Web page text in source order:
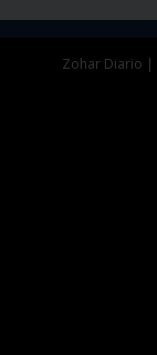
Zohar Diario |